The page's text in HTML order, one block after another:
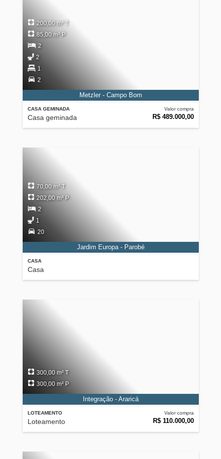
CASA GEMINADA
Casa geminada
Valor compra
R$ 489.000,00
200,00 m² T
85,00 m² P
2
2
1
2
Metzler - Campo Bom
CASA
Casa
70,00 m² T
202,00 m² P
2
1
20
Jardim Europa - Parobé
LOTEAMENTO
Loteamento
Valor compra
R$ 110.000,00
300,00 m² T
300,00 m² P
Integração - Araricá